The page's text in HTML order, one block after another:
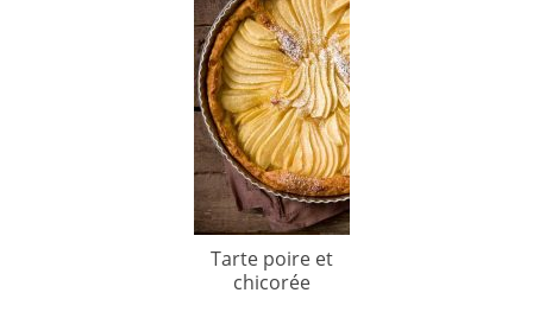
Tarte poire et
chicorée